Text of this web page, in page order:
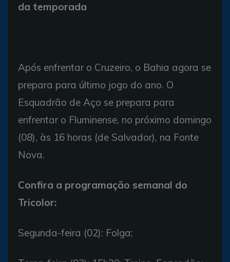
da temporada
Após enfrentar o Cruzeiro, o Bahia agora se
prepara para último jogo do ano. O
Esquadrão de Aço se prepara para
enfrentar o Fluminense, no próximo domingo
(08), às 16 horas (de Salvador), na Fonte
Nova.
Confira a programação semanal do
Tricolor:
Segunda-feira (02): Folga;